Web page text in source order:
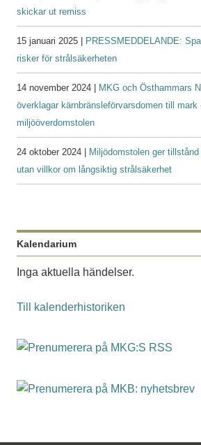
skickar ut remiss
15 januari 2025 |
PRESSMEDDELANDE:
risker för strålsäkerheten
14 november 2024 |
MKG och Östhammars
överklagar kärnbränsleförvarsdomen till mark
miljööverdomstolen
24 oktober 2024 |
Miljödomstolen ger
utan villkor om långsiktig strålsäkerhet
Kalendarium
Inga aktuella händelser.
Till kalenderhistoriken